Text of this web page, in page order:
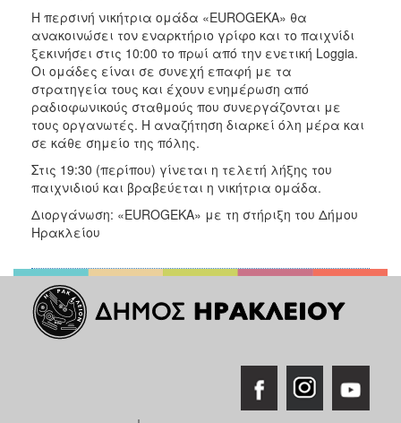
Η περσινή νικήτρια ομάδα «EUROGEKA» θα
ανακοινώσει τον εναρκτήριο γρίφο και το παιχνίδι
ξεκινήσει στις 10:00 το πρωί από την ενετική Loggia.
Οι ομάδες είναι σε συνεχή επαφή με τα
στρατηγεία τους και έχουν ενημέρωση από
ραδιοφωνικούς σταθμούς που συνεργάζονται με
τους οργανωτές. Η αναζήτηση διαρκεί όλη μέρα και
σε κάθε σημείο της πόλης.
Στις 19:30 (περίπου) γίνεται η τελετή λήξης του
παιχνιδιού και βραβεύεται η νικήτρια ομάδα.
Διοργάνωση: «EUROGEKA» με τη στήριξη του Δήμου
Ηρακλείου